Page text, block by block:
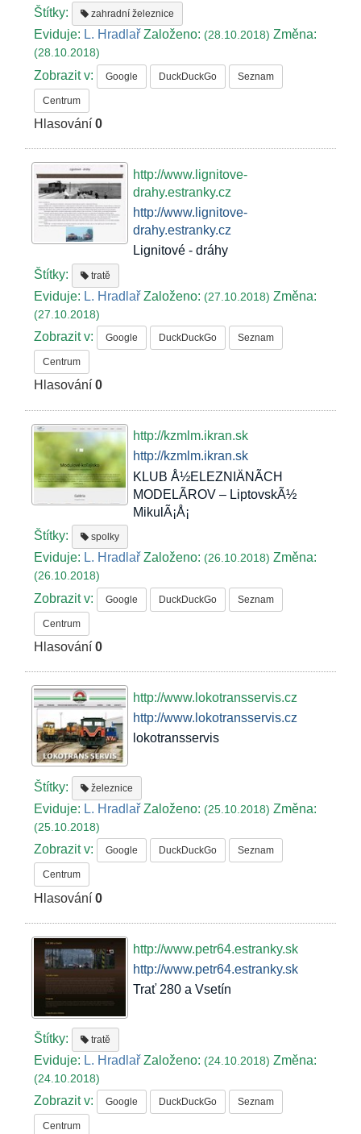
Štítky: zahradní železnice
Eviduje: L. Hradlař Založeno:(28.10.2018)Změna:
(28.10.2018)
Zobrazit v: Google DuckDuckGo Seznam
Centrum
Hlasování0
http://www.lignitove-
drahy.estranky.cz
http://www.lignitove-
drahy.estranky.cz
Lignitové - dráhy
Štítky:
tratě
Eviduje: L. Hradlař Založeno:(27.10.2018)Změna:
(27.10.2018)
Zobrazit v: Google DuckDuckGo Seznam
Centrum
Hlasování0
http://kzmlm.ikran.sk
http://kzmlm.ikran.sk
KLUB Å½ELEZNIÄNÃCH
MODELÃROV – LiptovskÃ½
MikulÃ¡Å¡
Štítky:
spolky
Eviduje: L. Hradlař Založeno:(26.10.2018)Změna:
(26.10.2018)
Zobrazit v: Google DuckDuckGo Seznam
Centrum
Hlasování0
http://www.lokotransservis.cz
http://www.lokotransservis.cz
lokotransservis
Štítky: železnice
Eviduje: L. Hradlař Založeno:(25.10.2018)Změna:
(25.10.2018)
Zobrazit v: Google DuckDuckGo Seznam
Centrum
Hlasování0
http://www.petr64.estranky.sk
http://www.petr64.estranky.sk
Trať 280 a Vsetín
Štítky: tratě
Eviduje: L. Hradlař Založeno:(24.10.2018)Změna:
(24.10.2018)
Zobrazit v: Google DuckDuckGo Seznam
Centrum